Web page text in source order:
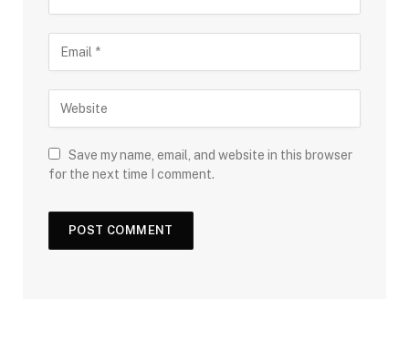
Save my name, email, and website in this browser
for the next time I comment.